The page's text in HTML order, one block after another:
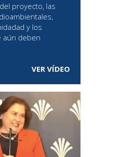
proyecto, las
y los
aún deben
VER VÍDEO